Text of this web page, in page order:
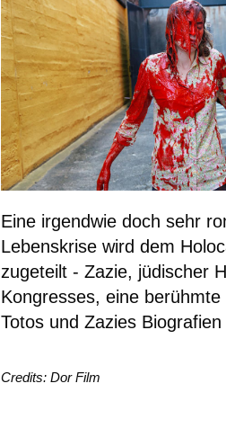
Eine irgendwie doch sehr
Lebenskrise wird dem
zugeteilt - Zazie, jüdischer
Kongresses, eine
Totos und Zazies
Credits: Dor Film